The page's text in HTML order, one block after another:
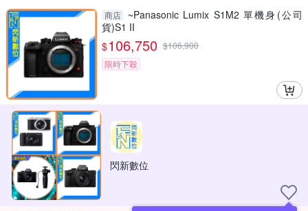
商店
~Panasonic Lumix S1M2 單機身(公司
貨)S1 II
$106,750 $106,900
限時下殺
閃新數位